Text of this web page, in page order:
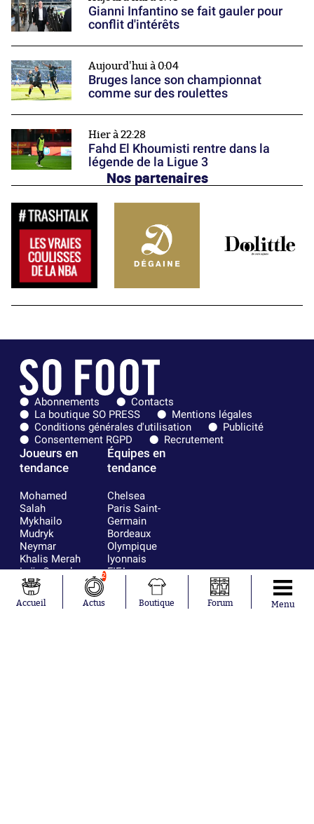
Gianni Infantino se fait gauler pour
conflit d'intérêts
Aujourd'hui à 0:04
Bruges lance son championnat
comme sur des roulettes
Hier à 22:28
Fahd El Khoumisti rentre dans la
légende de la Ligue 3
Nos partenaires
Abonnements
Contacts
La boutique SO PRESS
Mentions légales
Conditions générales d'utilisation
Publicité
Consentement RGPD
Recrutement
Joueurs en
tendance
Mohamed
Salah
Mykhailo
Mudryk
Neymar
Khalis Merah
Loïs Openda
Moussa
Niakhaté
Nicolás
Équipes en
tendance
Chelsea
Paris Saint-
Germain
Bordeaux
Olympique
lyonnais
FIFA
Real Madrid
RC Strasbourg
AC Milan
Accueil
2
Actus Boutique Forum Menu